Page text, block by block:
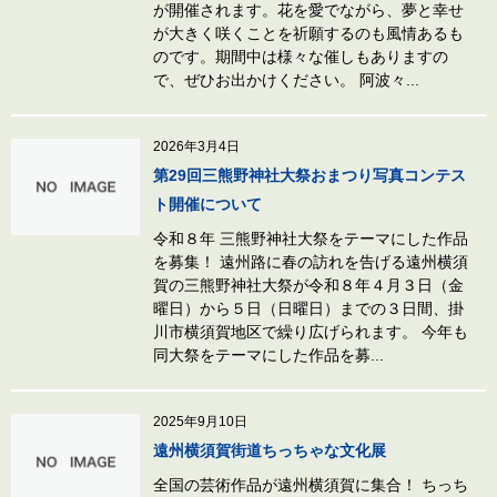
が開催されます。花を愛でながら、夢と幸せ
が大きく咲くことを祈願するのも風情あるも
のです。期間中は様々な催しもありますの
で、ぜひお出かけください。 阿波々...
2026年3月4日
第29回三熊野神社大祭おまつり写真コンテス
ト開催について
令和８年 三熊野神社大祭をテーマにした作品
を募集！ 遠州路に春の訪れを告げる遠州横須
賀の三熊野神社大祭が令和８年４月３日（金
曜日）から５日（日曜日）までの３日間、掛
川市横須賀地区で繰り広げられます。 今年も
同大祭をテーマにした作品を募...
2025年9月10日
遠州横須賀街道ちっちゃな文化展
全国の芸術作品が遠州横須賀に集合！ ちっち